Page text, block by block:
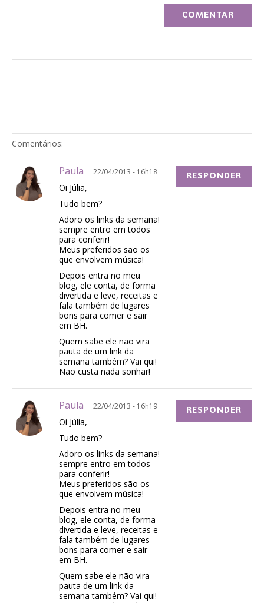
Comentários:
Paula 22/04/2013 - 16h18
Oi Júlia,
Tudo bem?
Adoro os links da semana!
sempre entro em todos
para conferir!
Meus preferidos são os
que envolvem música!
Depois entra no meu
blog, ele conta, de forma
divertida e leve, receitas e
fala também de lugares
bons para comer e sair
em BH.
Quem sabe ele não vira
pauta de um link da
semana também? Vai qui!
Não custa nada sonhar!
RESPONDER
Paula 22/04/2013 - 16h19
Oi Júlia,
Tudo bem?
Adoro os links da semana!
sempre entro em todos
para conferir!
Meus preferidos são os
que envolvem música!
Depois entra no meu
blog, ele conta, de forma
divertida e leve, receitas e
fala também de lugares
bons para comer e sair
em BH.
Quem sabe ele não vira
pauta de um link da
semana também? Vai qui!
RESPONDER